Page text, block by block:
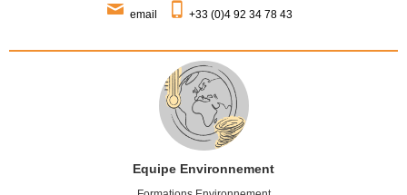
email +33 (0)4 92 34 78 43
Equipe Environnement